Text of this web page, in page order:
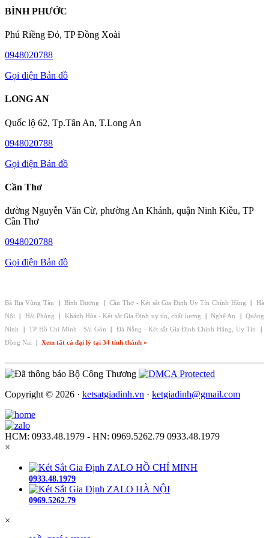
BÌNH PHƯỚC
Phú Riềng Đỏ, TP Đồng Xoài
0948020788
Gọi điện Bản đồ
LONG AN
Quốc lộ 62, Tp.Tân An, T.Long An
0948020788
Gọi điện Bản đồ
Cần Thơ
đường Nguyễn Văn Cừ, phường An Khánh, quận Ninh Kiều, TP
Cần Thơ
0948020788
Gọi điện Bản đồ
Bà Rịa Vũng Tàu | Bình Dương | Cần Thơ - Két sắt Gia Định Uy Tín Chính Hãng |
Hà
Nội
| Hải Phòng | Khánh Hòa - Két sắt Gia Định uy tín, chất lượng | Nghệ An |
Quảng
Ninh
| TP Hồ Chí Minh - Sài Gòn | Đà Nẵng - Két sắt Gia Định Chính Hãng, Uy Tín
|
Đồng Nai
| Xem tất cả đại lý tại 34 tỉnh thành »
Copyright © 2026 · ketsatgiadinh.vn · ketgiadinh@gmail.com
HCM: 0933.48.1979 - HN: 0969.5262.79 0933.48.1979
×
ZALO HỒ CHÍ MINH
0933.48.1979
ZALO HÀ NỘI
0969.5262.79
×